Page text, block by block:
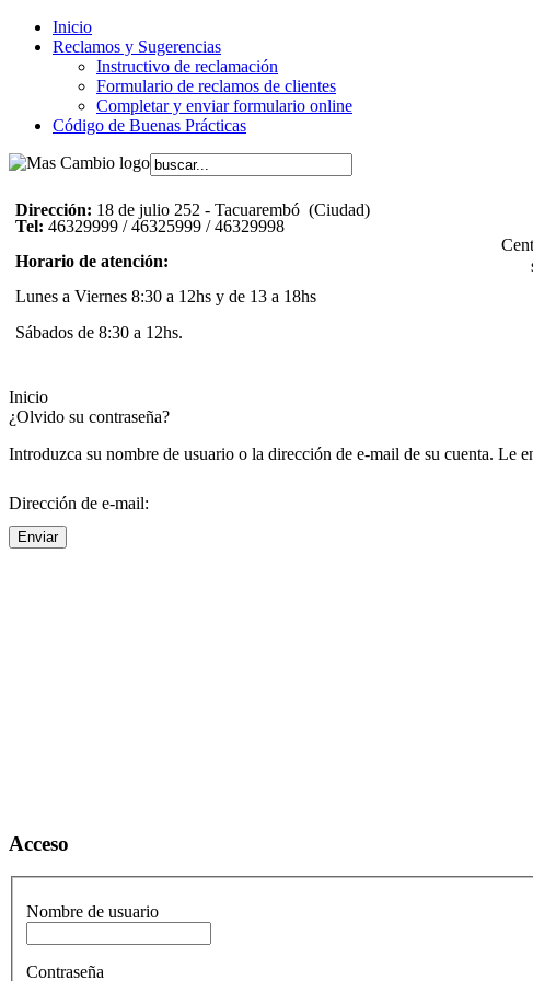
Inicio
Reclamos y Sugerencias
Instructivo de reclamación
Formulario de reclamos de clientes
Completar y enviar formulario online
Código de Buenas Prácticas
Dirección: 18 de julio 252 - Tacuarembó (Ciudad)
Tel: 46329999 / 46325999 / 46329998
Horario de atención:
Lunes a Viernes 8:30 a 12hs y de 13 a 18hs
Sábados de 8:30 a 12hs.
Inicio
¿Olvido su contraseña?
Introduzca su nombre de usuario o la dirección de e-mail de su cuenta. Le
Dirección de e-mail:
Enviar
Acceso
Nombre de usuario
Contraseña